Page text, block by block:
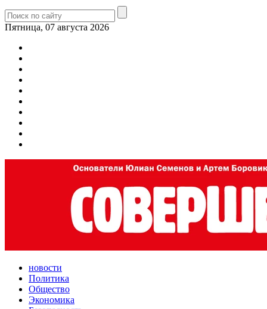
Пятница, 07 августа 2026
новости
Политика
Общество
Экономика